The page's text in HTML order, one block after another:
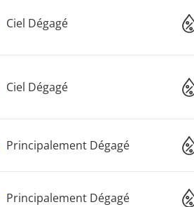
Ciel Dégagé
Ciel Dégagé
Principalement Dégagé
Principalement Dégagé